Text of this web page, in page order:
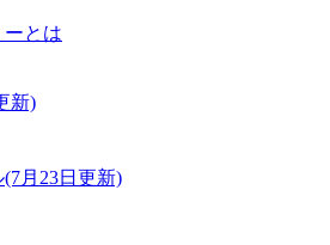
とは
新)
月23日更新)